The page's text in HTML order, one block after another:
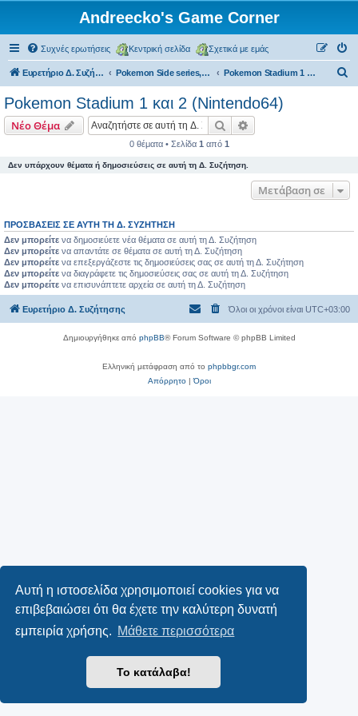
Αυτή η ιστοσελίδα χρησιμοποιεί cookies για να
επιβεβαιώσει ότι θα έχετε την καλύτερη δυνατή
εμπειρία χρήσης. Μάθετε περισσότερα
Το κατάλαβα!
Andreecko's Game Corner
Συχνές ερωτήσεις Κεντρική σελίδα Σχετικά με εμάς
Ευρετήριο Δ. Συζήτησης Pokemon Side series, Spin-offs Pokemon Stadium 1 και 2 (Nintendo64)
Pokemon Stadium 1 και 2 (Nintendo64)
Νέο Θέμα Αναζήτηση
0 θέματα • Σελίδα 1 από 1
Δεν υπάρχουν θέματα ή δημοσιεύσεις σε αυτή τη Δ. Συζήτηση.
Μετάβαση σε
ΠΡΟΣΒΆΣΕΙΣ ΣΕ ΑΥΤΉ ΤΗ Δ. ΣΥΖΉΤΗΣΗ
Δεν μπορείτε να δημοσιεύετε νέα θέματα σε αυτή τη Δ. Συζήτηση
Δεν μπορείτε να απαντάτε σε θέματα σε αυτή τη Δ. Συζήτηση
Δεν μπορείτε να επεξεργάζεστε τις δημοσιεύσεις σας σε αυτή τη Δ. Συζήτηση
Δεν μπορείτε να διαγράφετε τις δημοσιεύσεις σας σε αυτή τη Δ. Συζήτηση
Δεν μπορείτε να επισυνάπτετε αρχεία σε αυτή τη Δ. Συζήτηση
Ευρετήριο Δ. Συζήτησης Όλοι οι χρόνοι είναι UTC+03:00
Δημιουργήθηκε από phpBB® Forum Software © phpBB Limited
Ελληνική μετάφραση από το phpbbgr.com
Απόρρητο|Όροι